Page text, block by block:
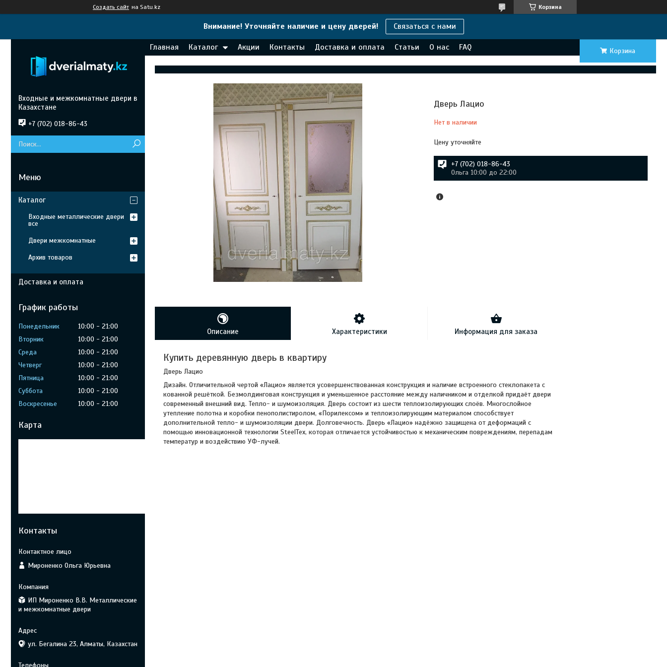
Создать сайт на Satu.kz Корзина
Внимание! Уточняйте наличие и цену дверей! Связаться с нами
Главная Каталог Акции Контакты Доставка и оплата Статьи О нас FAQ Корзина
Дверь Лацио
Нет в наличии
Цену уточняйте
+7 (702) 018-86-43
Ольга 10:00 до 22:00
Описание Характеристики Информация для заказа
Купить деревянную дверь в квартиру
Дверь Лацио
Дизайн. Отличительной чертой «Лацио» является усовершенствованная конструкция и наличие встроенного стеклопакета с
кованной решёткой. Безмолдинговая конструкция и уменьшенное расстояние между наличником и отделкой придаёт двери
современный внешний вид. Тепло- и шумоизоляция. Дверь состоит из шести теплоизолирующих слоёв. Многослойное
утепление полотна и коробки пенополистиролом, «Порилексом» и теплоизолирующим материалом способствует
дополнительной тепло- и шумоизоляции двери. Долговечность. Дверь «Лацио» надёжно защищена от деформаций с
помощью инновационной технологии SteelTex, которая отличается устойчивостью к механическим повреждениям, перепадам
температур и воздействию УФ-лучей.
Входные и межкомнатные двери в
Казахстане
+7 (702) 018-86-43
Каталог
Входные металлические двери
все
Двери межкомнатные
Архив товаров
Доставка и оплата
График работы
Понедельник 10:00
21:00
Вторник
10:00
21:00
Среда
10:00
21:00
Четверг
10:00
21:00
Пятница
10:00
21:00
Суббота
10:00
21:00
Воскресенье
10:00 21:00
Карта
Контакты
Мироненко Ольга Юрьевна
ИП Мироненко В.В. Металлические
и межкомнатные двери
ул. Бегалина 23, Алматы, Казахстан